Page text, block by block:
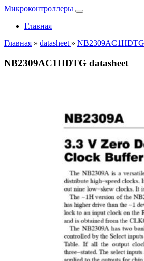
Микроконтроллеры
Главная
Главная » datasheet » NB2309AC1HDTG
NB2309AC1HDTG datasheet